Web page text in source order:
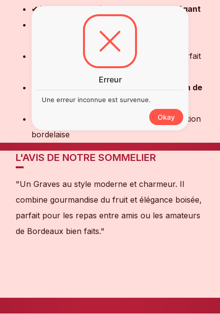
✔ Vin rougeclassique, structuré et élégant
✔ Expression authentique du terroir des
Graves bordelaises
✔ Tanins fins et bouche harmonieuse, parfait
✔ Idéal pourdégustation ou constitution de
cave
✔ Vin de qualité artisanale, fidèle à la tradition
bordelaise
L'AVIS DE NOTRE SOMMELIER
"Un Graves au style moderne et charmeur. Il
combine gourmandise du fruit et élégance boisée,
parfait pour les repas entre amis ou les amateurs
de Bordeaux bien faits."
Erreur
Une erreur inconnue est survenue.
Okay